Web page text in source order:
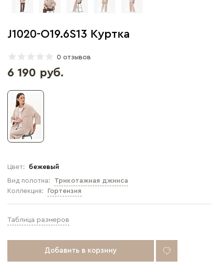
J1020-O19.6S13 Куртка
0 отзывов
Коллекция: Гортензия
Вид полотна: Трикотажная джинса
Цвет: бежевый
Таблица размеров
6 190 руб.
Добавить в корзину